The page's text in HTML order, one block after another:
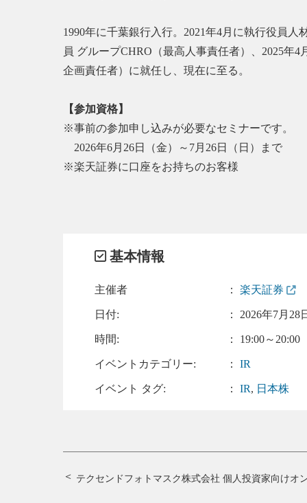
1990年に千葉銀行入行。2021年4月に執行役員
員 グループCHRO（最高人事責任者）、2025年
企画責任者）に就任し、現在に至る。
【参加資格】
※事前の参加申し込みが必要なセミナーです。
2026年6月26日（金）～7月26日（日）まで
※楽天証券に口座をお持ちのお客様
基本情報
主催者 ：楽天証券
日付: ： 2026年7月28
時間: ： 19:00～20:00
イベントカテゴリー: ：IR
イベント タグ: ：IR, 日本株
テクセンドフォトマスク株式会社 個人投資家向けオ